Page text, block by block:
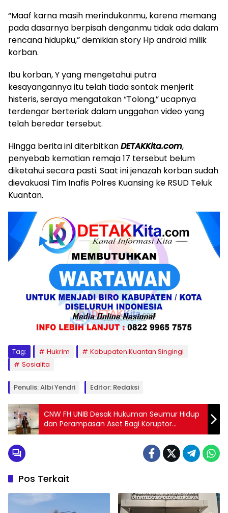
“Maaf karna masih merindukanmu, karena memang
pada dasarnya berpisah denganmu tidak ada dalam
rencana hidupku,” demikian story Hp android milik
korban.
Ibu korban, Y yang mengetahui putra
kesayangannya itu telah tiada sontak menjerit
histeris, seraya mengatakan “Tolong,” ucapnya
terdengar berteriak dalam unggahan video yang
telah beredar tersebut.
Hingga berita ini diterbitkanDETAKKita.com,
penyebab kematian remaja 17 tersebut belum
diketahui secara pasti. Saat ini jenazah korban sudah
dievakuasi Tim Inafis Polres Kuansing ke RSUD Teluk
Kuantan.
Tag: Hukrim
Kabupaten Kuantan Singingi
Sosialita
Penulis: Albi Yendri Editor: Redaksi
CNW FH UNIB Desak Hukuman Seumur Hidup
dan Perampasan Aset Bagi Koruptor
Pertamina
Pos Terkait